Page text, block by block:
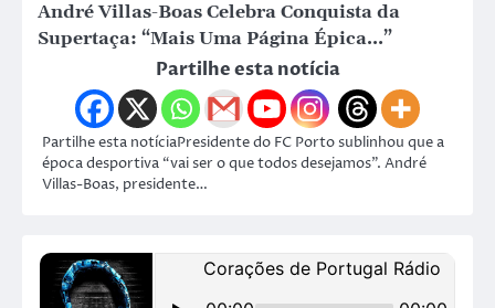
André Villas-Boas Celebra Conquista da
Supertaça: “Mais Uma Página Épica…”
Partilhe esta notícia
Partilhe esta notíciaPresidente do FC Porto sublinhou que a
época desportiva “vai ser o que todos desejamos”. André
Villas-Boas, presidente…